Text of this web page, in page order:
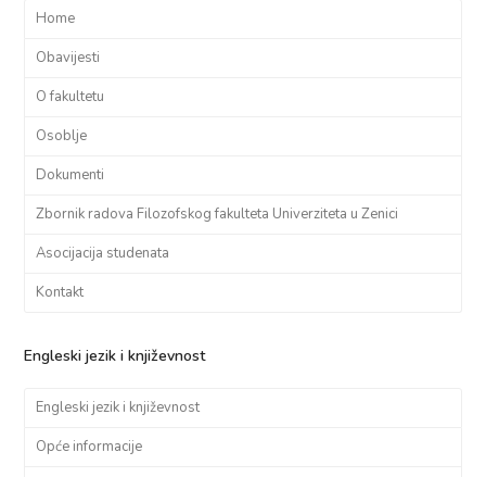
Home
Obavijesti
O fakultetu
Osoblje
Dokumenti
Zbornik radova Filozofskog fakulteta Univerziteta u Zenici
Asocijacija studenata
Kontakt
Engleski jezik i književnost
Engleski jezik i književnost
Opće informacije